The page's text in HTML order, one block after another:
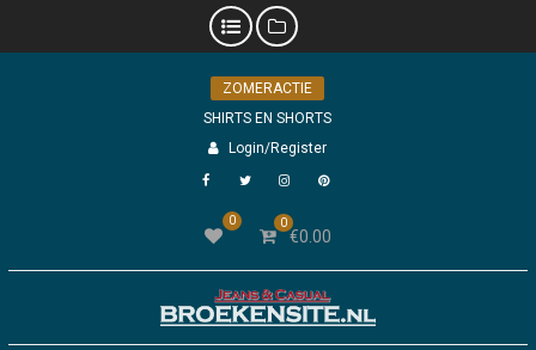
ZOMERACTIE
SHIRTS EN SHORTS
Login/Register
0 0
€0.00